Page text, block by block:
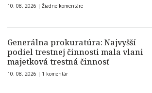
10. 08. 2026 | Žiadne komentáre
Generálna prokuratúra: Najvyšší
podiel trestnej činnosti mala vlani
majetková trestná činnosť
10. 08. 2026 | 1 komentár